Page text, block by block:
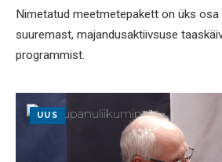
Nimetatud meetmetepakett on üks osa
suuremast, majandusaktiivsuse
programmist.
UUS